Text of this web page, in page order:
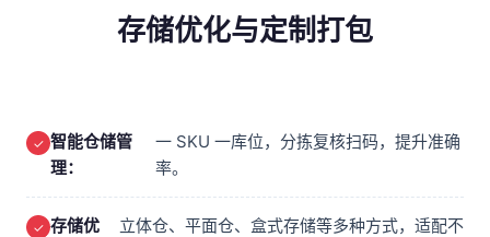
存储优化与定制打包
智能仓储管
理：
一 SKU 一库位，分拣复核扫码，提升准确
率。
存储优
立体仓、平面仓、盒式存储等多种方式，适配不